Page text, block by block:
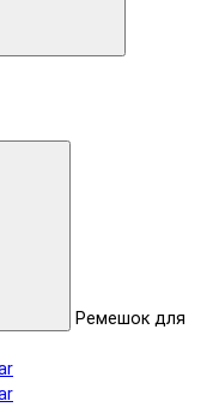
Ремешок для